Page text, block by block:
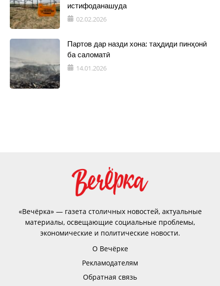
истифоданашуда
02.02.2026
Партов дар назди хона: таҳдиди пинҳонӣ
ба саломатӣ
14.01.2026
«Вечёрка» — газета столичных новостей, актуальные
материалы, освещающие социальные проблемы,
экономические и политические новости.
О Вечёрке
Рекламодателям
Обратная связь